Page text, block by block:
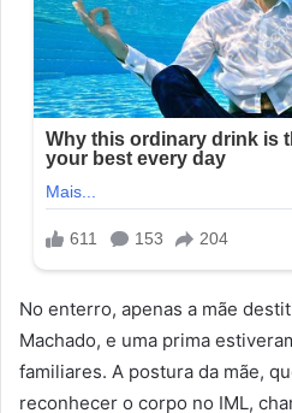
No enterro, apenas a mãe
Machado, e uma prima
familiares. A postura da mãe,
reconhecer o corpo no IML,